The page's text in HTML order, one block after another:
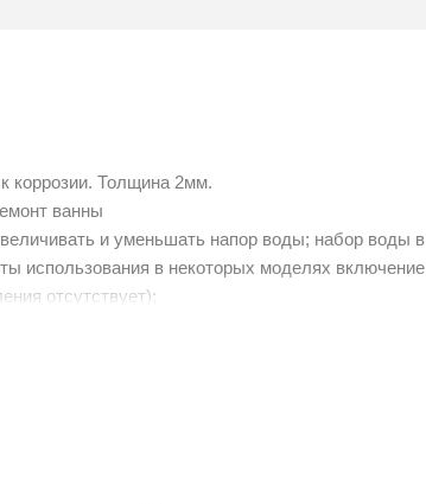
коррозии. Толщина 2мм.
ванны
и уменьшать напор воды; набор воды в
использования в некоторых моделях включение
отсутствует);